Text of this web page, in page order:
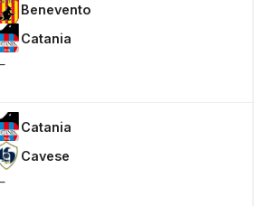
Benevento
Catania
Catania
Cavese